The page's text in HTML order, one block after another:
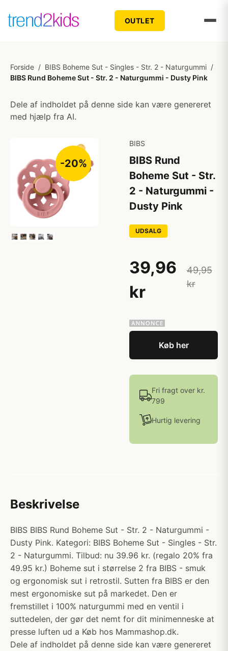
OUTLET
Forside / BIBS Boheme Sut - Singles - Str. 2 - Naturgummi /
BIBS Rund Boheme Sut - Str. 2 - Naturgummi - Dusty Pink
Dele af indholdet på denne side kan være genereret
med hjælp fra AI.
-20%
BIBS
BIBS Rund
Boheme Sut - Str.
2 - Naturgummi -
Dusty Pink
UDSALG
39,96
kr
49,95
kr
Køb her
Fri fragt over kr.
799
Hurtig levering
Beskrivelse
BIBS BIBS Rund Boheme Sut - Str. 2 - Naturgummi -
Dusty Pink. Kategori: BIBS Boheme Sut - Singles - Str.
2 - Naturgummi. Tilbud: nu 39.96 kr. (regalo 20% fra
49.95 kr.) Boheme sut i størrelse 2 fra BIBS - smuk
og ergonomisk sut i retrostil. Sutten fra BIBS er den
mest ergonomiske sut på markedet. Den er
fremstillet i 100% naturgummi med en ventil i
suttedelen, der gør det nemt for dit minimenneske at
presse luften ud a Køb hos Mammashop.dk.
Dele af indholdet på denne side kan være genereret